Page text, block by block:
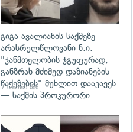
გიგა ავალიანის საქმეზე
არასრულწლოვანი ნ.ი.
"ჯანმთელობის ჯგუფურად,
განზრახ მძიმედ დაზიანების
წაქეზების" მუხლით დააკავეს
— საქმის პროკურორი
7 საათის წინ